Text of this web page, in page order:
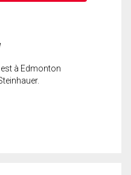
à Edmonton